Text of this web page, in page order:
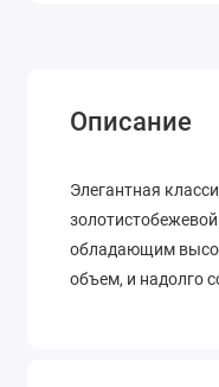
Описание
Элегантная
обладающим
объем, и надолго